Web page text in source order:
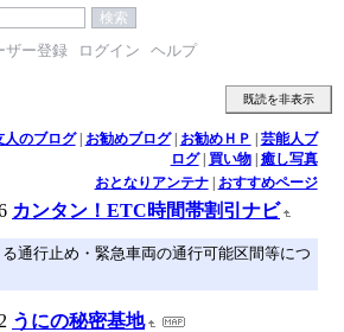
ザー登録 ログイン ヘルプ
既読を非表示
人のブログ| お勧めブログ| お勧めＨＰ | 芸能人ブ
ログ| 買い物| 癒し写真
おとなりアンテナ| おすすめページ
カンタン！ETC時間帯割引ナビ
通行止め・緊急車両の通行可能区間等につ
うにの秘密基地